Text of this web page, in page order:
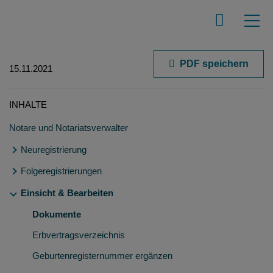
15.11.2021 PDF speichern
INHALTE
Notare und Notariatsverwalter
Neuregistrierung
Welche Urkunden müssen registriert werden?
Welche Erblasserdaten müssen eingegeben werden?
Anschrift
Welche Dokumente werden erzeugt?
Sonderfall - registrierte Urkunden vor dem 01.01.2012
Folgeregistrierungen
Rückgaben aus notarieller Verwahrung
Umzug einer notariellen Urkunde
Einsicht & Bearbeiten
Dokumente
Erbvertragsverzeichnis
Geburtenregisternummer ergänzen